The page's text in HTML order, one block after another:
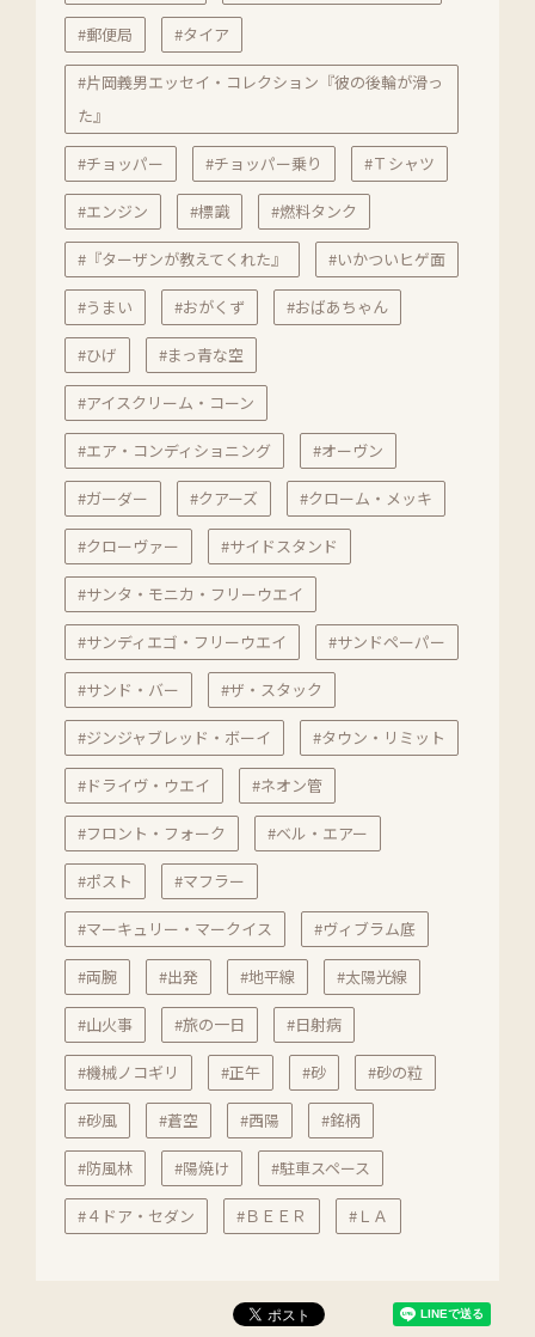
#郵便局 #タイア
#片岡義男エッセイ・コレクション『彼の後輪が滑っ
た』
#チョッパー #チョッパー乗り #Ｔシャツ
#エンジン #標識 #燃料タンク
#『ターザンが教えてくれた』 #いかついヒゲ面
#うまい #おがくず #おばあちゃん
#ひげ #まっ青な空
#アイスクリーム・コーン
#エア・コンディショニング #オーヴン
#ガーダー #クアーズ #クローム・メッキ
#クローヴァー #サイドスタンド
#サンタ・モニカ・フリーウエイ
#サンディエゴ・フリーウエイ #サンドペーパー
#サンド・バー #ザ・スタック
#ジンジャブレッド・ボーイ #タウン・リミット
#ドライヴ・ウエイ #ネオン管
#フロント・フォーク #ベル・エアー
#ポスト #マフラー
#マーキュリー・マークイス #ヴィブラム底
#両腕 #出発 #地平線 #太陽光線
#山火事 #旅の一日 #日射病
#機械ノコギリ #正午 #砂 #砂の粒
#砂風 #蒼空 #西陽 #銘柄
#防風林 #陽焼け #駐車スペース
#４ドア・セダン #ＢＥＥＲ #ＬＡ